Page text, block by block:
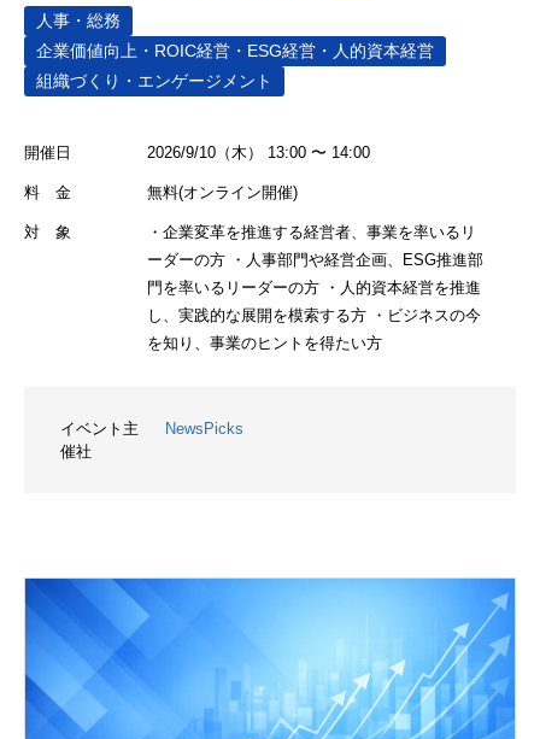
人事・総務
企業価値向上・ROIC経営・ESG経営・人的資本経営
組織づくり・エンゲージメント
開催日 2026/9/10（木） 13:00 〜 14:00
料 金 無料(オンライン開催)
対 象
・企業変革を推進する経営者、事業を率いるリ
ーダーの方 ・人事部門や経営企画、ESG推進部
門を率いるリーダーの方 ・人的資本経営を推進
し、実践的な展開を模索する方 ・ビジネスの今
を知り、事業のヒントを得たい方
イベント主
催社
NewsPicks